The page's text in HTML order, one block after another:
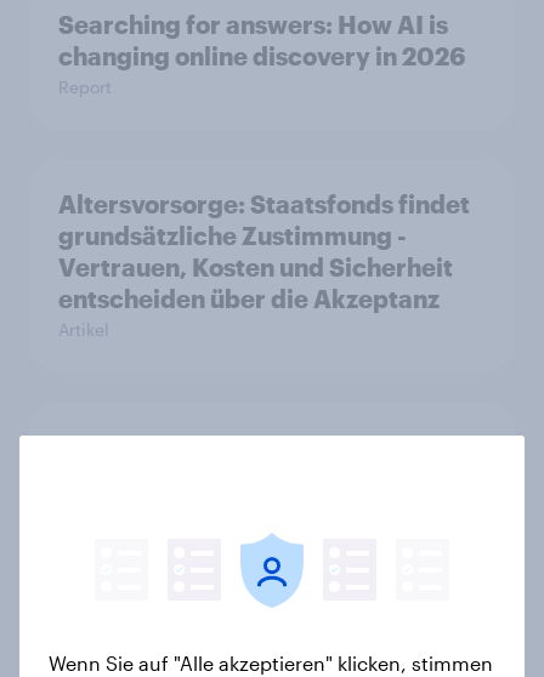
Searching for answers: How AI is
changing online discovery in 2026
Report
Altersvorsorge: Staatsfonds findet
grundsätzliche Zustimmung -
Vertrauen, Kosten und Sicherheit
entscheiden über die Akzeptanz
Artikel
Massenmarkt geworden
Wenn Sie auf "Alle akzeptieren" klicken, stimmen